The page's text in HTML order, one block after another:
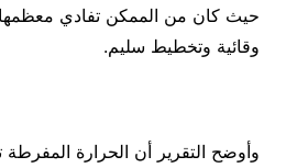
حيث كان من الممكن تفادي
وقائية وتخطيط سليم.
وأوضح التقرير أن الحرارة